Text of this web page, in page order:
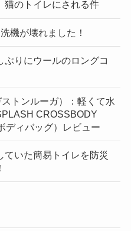
猫のトイレにされる件
機が壊れました！
ぶりにウールのロングコ
トンルーガ）：軽くて水
CROSSBODY
ディバッグ）レビュー
ていた簡易トイレを防災